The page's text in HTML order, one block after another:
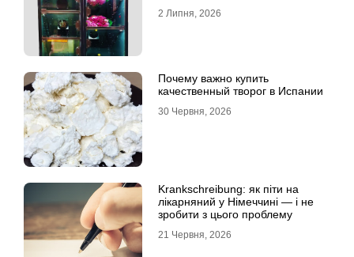
2 Липня, 2026
Почему важно купить
качественный творог в Испании
30 Червня, 2026
Krankschreibung: як піти на
лікарняний у Німеччині — і не
зробити з цього проблему
21 Червня, 2026